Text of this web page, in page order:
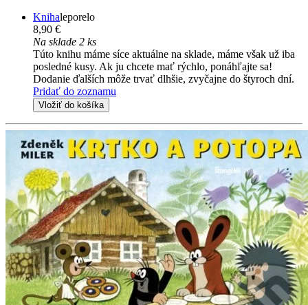
Knihaleporelo
8,90 €
Na sklade 2 ks
Túto knihu máme síce aktuálne na sklade, máme však už iba
posledné kusy. Ak ju chcete mať rýchlo, ponáhľajte sa!
Dodanie ďalších môže trvať dlhšie, zvyčajne do štyroch dní.
Pridať do zoznamu
Vložiť do košíka